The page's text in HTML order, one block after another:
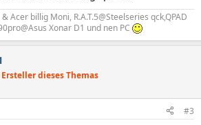
Acer billig Moni, R.A.T.5@Steelseries qck,QPAD
Xonar D1 und nen PC
Ersteller dieses Themas
#3